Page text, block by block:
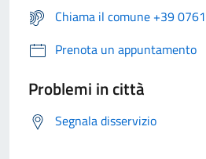
Chiama il comune +39
Prenota un appuntamento
Problemi in città
Segnala disservizio